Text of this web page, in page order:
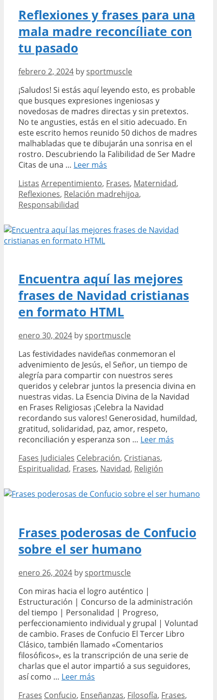
Reflexiones y frases para una
mala madre reconcíliate con
tu pasado
febrero 2, 2024 by sportmuscle
¡Saludos! Si estás aquí leyendo esto, es probable
que busques expresiones ingeniosas y
novedosas de madres directas y sin pretextos.
No te angusties, estás en el sitio adecuado. En
este escrito hemos reunido 50 dichos de madres
malhabladas que te dibujarán una sonrisa en el
rostro. Descubriendo la Falibilidad de Ser Madre
Citas de una … Leer más
frases
para
madre
pasado
Categories
Listas Tags
Arrepentimiento, Frases, Maternidad,
Reflexiones, Relación madrehijoa,
Responsabilidad
Encuentra aquí las mejores
frases de Navidad cristianas
en formato HTML
enero 30, 2024 by sportmuscle
Las festividades navideñas conmemoran el
advenimiento de Jesús, el Señor, un tiempo de
alegría para compartir con nuestros seres
queridos y celebrar juntos la presencia divina en
nuestras vidas. La Esencia Divina de la Navidad
en Frases Religiosas ¡Celebra la Navidad
recordando sus valores! Generosidad, humildad,
gratitud, solidaridad, paz, amor, respeto,
reconciliación y esperanza son … Leer más
de
formato
Categories
Fases Judiciales Tags
Celebración, Cristianas,
Espiritualidad, Frases, Navidad, Religión
Frases poderosas de Confucio
sobre el ser humano
enero 26, 2024 by sportmuscle
Con miras hacia el logro auténtico |
Estructuración | Concurso de la administración
del tiempo | Personalidad | Progreso,
perfeccionamiento individual y grupal | Voluntad
de cambio. Frases de Confucio El Tercer Libro
Clásico, también llamado «Comentarios
filosóficos», es la transcripción de una serie de
charlas que el autor impartió a sus seguidores,
así como … Leer más
de
Categories
Frases Tags
Confucio, Enseñanzas, Filosofía, Frases,